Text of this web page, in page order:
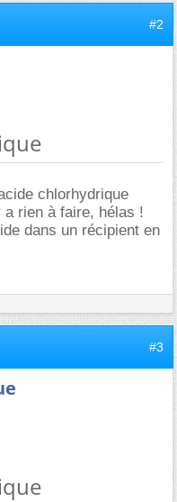
#2
chlorhydrique
rien à faire, hélas !
dans un récipient en
#3